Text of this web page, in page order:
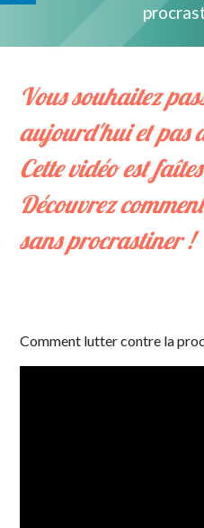
Vous souhaitez
aujourd'hui et pas
Cette vidéo est
Découvrez
sans procrastiner !
Comment lutter contre la